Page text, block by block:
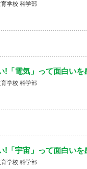
学校 科学部
!「電気」って面白いを
学校 科学部
!「宇宙」って面白いを
学校 科学部